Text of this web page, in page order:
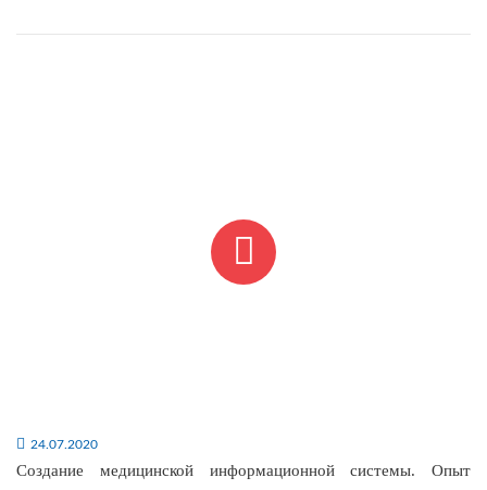
24.07.2020
Создание медицинской информационной системы. Опыт